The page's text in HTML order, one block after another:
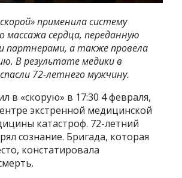
применила систему
массажа сердца, переданную
партнерами, а также провела
В результате медики в
72-летнего мужчину.
в «скорую» в 17:30 4 февраля,
экстренной медицинской
катастроф. 72-летний
сознание. Бригада, которая
констатировала